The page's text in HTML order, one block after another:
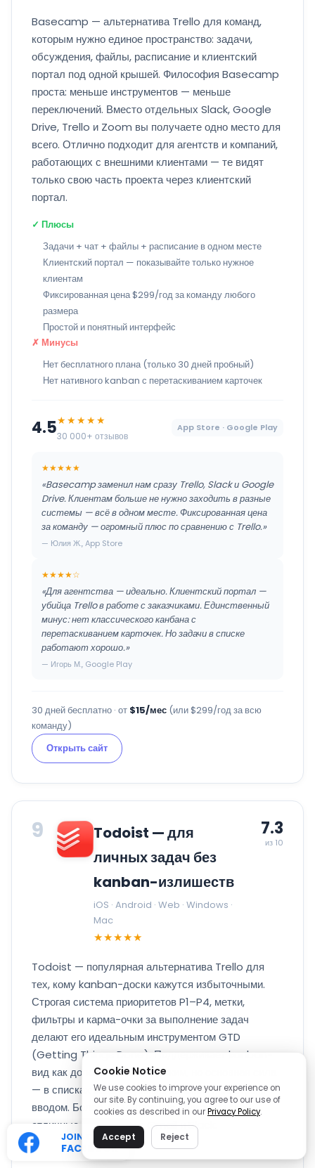
JOIN OUR
FACEBOOK
Basecamp — альтернатива Trello для команд,
которым нужно единое пространство: задачи,
обсуждения, файлы, расписание и клиентский
портал под одной крышей. Философия Basecamp
проста: меньше инструментов — меньше
переключений. Вместо отдельных Slack, Google
Drive, Trello и Zoom вы получаете одно место для
всего. Отлично подходит для агентств и компаний,
работающих с внешними клиентами — те видят
только свою часть проекта через клиентский
портал.
✓ Плюсы
Задачи + чат + файлы + расписание в одном месте
Клиентский портал — показывайте только нужное
клиентам
Фиксированная цена $299/год за команду любого
размера
Простой и понятный интерфейс
✗ Минусы
Нет бесплатного плана (только 30 дней пробный)
Нет нативного kanban с перетаскиванием карточек
4.5★★★★★
30 000+ отзывов
App Store · Google Play
★★★★★
«Basecamp заменил нам сразу Trello, Slack и Google
Drive. Клиентам больше не нужно заходить в разные
системы — всё в одном месте. Фиксированная цена
за команду — огромный плюс по сравнению с Trello.»
— Юлия Ж., App Store
★★★★☆
«Для агентства — идеально. Клиентский портал —
убийца Trello в работе с заказчиками. Единственный
минус: нет классического канбана с
перетаскиванием карточек. Но задачи в списке
работают хорошо.»
— Игорь М., Google Play
30 дней бесплатно · от $15/мес (или $299/год за всю
команду)
Открыть сайт
9
Todoist — для
личных задач без
kanban-излишеств
iOS · Android · Web · Windows ·
Mac
★★★★★
7.3
из 10
Todoist — популярная альтернатива Trello для
тех, кому kanban-доски кажутся избыточными.
Строгая система приоритетов P1–P4, метки,
фильтры и карма-очки за выполнение задач
делают его идеальным инструментом GTD
(Getting Things Done). Поддерживает kanban-
вид как дополнительный режим, но основная сила
— в списках задач с умным поиском и быстрым
вводом. Более 40 миллионов пользователей,
отличные интеграции с Gmail и Slack.
✓ Плюсы
Cookie Notice
We use cookies to improve your experience on
our site. By continuing, you agree to our use of
cookies as described in ourPrivacy Policy.
Accept Reject